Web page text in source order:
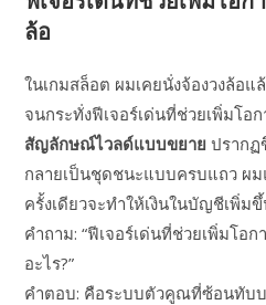
ล้อ
ในเกมสล็อต ผมเคยนั่งจ้องวงล้อ
จนกระทั่งฟีเจอร์เด่นที่ช่วยเพิ่มโอ
สัญลักษณ์ไวลด์แบบขยาย ปรากฏ
กลายเป็นชุดชนะแบบครบแถว ผม
ครั้งเดียวจะทำให้เงินในบัญชีเพิ่ม
คำถาม: “ฟีเจอร์เด่นที่ช่วยเพิ่มโอ
อะไร?”
คำตอบ: คือระบบตัวคูณที่ซ้อนทับ